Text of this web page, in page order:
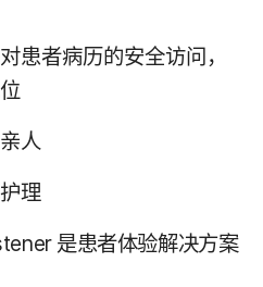
患者​病历​的​安全​访问，​
人
理
是​患者​体验​解决​方案​